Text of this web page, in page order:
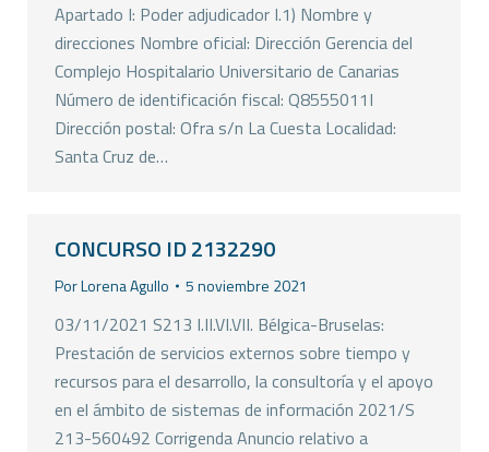
Apartado I: Poder adjudicador I.1) Nombre y
direcciones Nombre oficial: Dirección Gerencia del
Complejo Hospitalario Universitario de Canarias
Número de identificación fiscal: Q8555011I
Dirección postal: Ofra s/n La Cuesta Localidad:
Santa Cruz de…
CONCURSO ID 2132290
PorLorena Agullo 5 noviembre 2021
03/11/2021 S213 I.II.VI.VII. Bélgica-Bruselas:
Prestación de servicios externos sobre tiempo y
recursos para el desarrollo, la consultoría y el apoyo
en el ámbito de sistemas de información 2021/S
213-560492 Corrigenda Anuncio relativo a